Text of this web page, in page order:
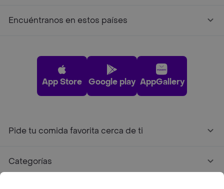
Encuéntranos en estos países
App Store Google play AppGallery
Pide tu comida favorita cerca de ti
Categorías